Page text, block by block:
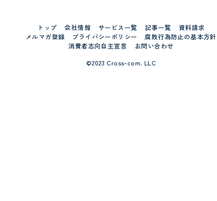
トップ 会社情報 サービス一覧 記事一覧
資料請求
メルマガ登録
プライバシーポリシー
腐敗行為防止の基本方針
消費者志向自主宣言
お問い合わせ
©2023 Cross-com. LLC